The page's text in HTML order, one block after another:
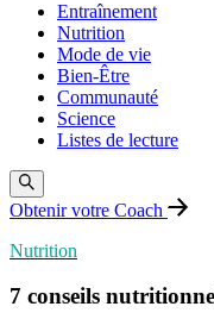
Entraînement
Nutrition
Mode de vie
Bien-Être
Communauté
Science
Listes de lecture
Obtenir votre Coach
Nutrition
7 conseils